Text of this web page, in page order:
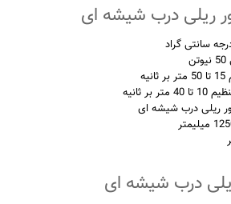
ریلی درب شیشه ای
ثانیه
ریلی درب شیشه ای